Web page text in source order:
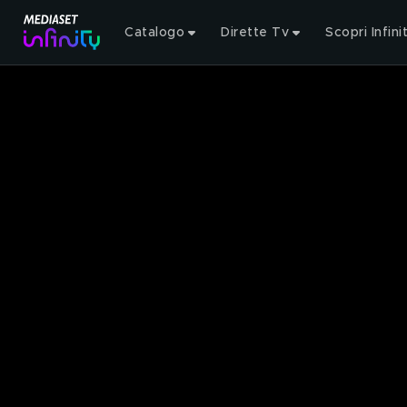
Catalogo Dirette Tv Scopri